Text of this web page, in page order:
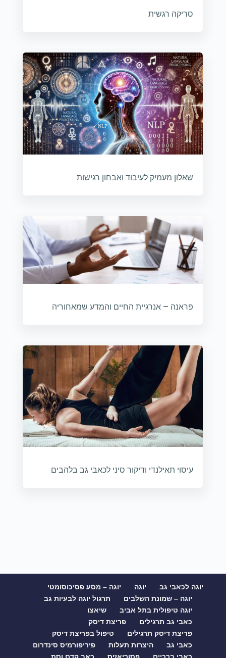
סריקה רגשית
שאלון מעמיק לעיבוד ואבחון רגישות
פראנה – אנרגיית החיים והמדע שמאחוריה
עיסוי תאילנדי ודיקור סיני לכאבי גב בלהבים
יוגה לכאבי גב יוגה
יוגה – מסע פסיכוסומטי
יוגה – שמונת השלבים
תרגול יוגה לבעיות גב
יוגה טיפולית בתל אביב
שיאצו
כאבי גב תרגילים
פריצת דיסק
פריצת דיסק תרגילים
טיפול בפריצת דיסק
כאבי גב
היצרות תעלות
פיריפורמיס סינדרום